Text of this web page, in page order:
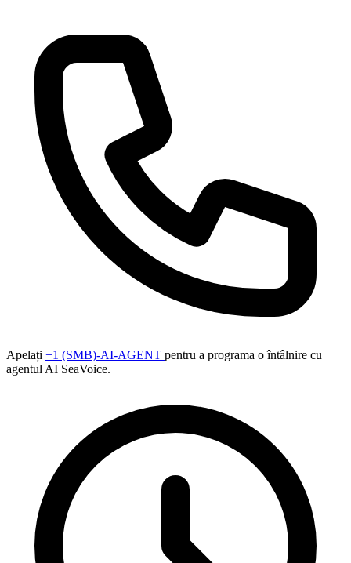
Apelați +1 (SMB)-AI-AGENT pentru a programa o întâlnire cu
agentul AI SeaVoice.